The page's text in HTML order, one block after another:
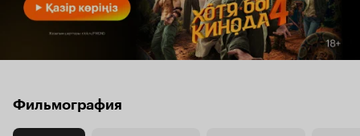
Фильмография